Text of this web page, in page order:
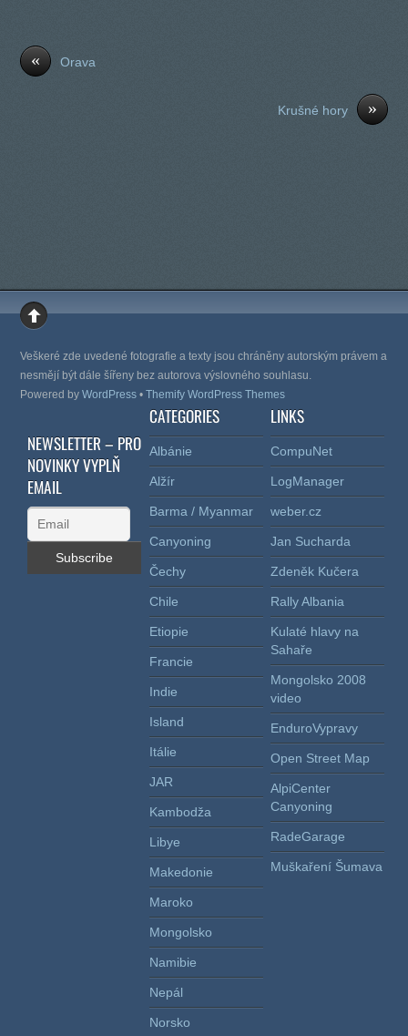
« Orava
»
Krušné hory
Veškeré zde uvedené fotografie a texty jsou chráněny autorským právem a
nesmějí být dále šířeny bez autorova výslovného souhlasu.
Powered byWordPress •Themify WordPress Themes
NEWSLETTER – PRO
NOVINKY VYPLŇ
EMAIL
CATEGORIES
Albánie
Alžír
Barma / Myanmar
Canyoning
Čechy
Chile
Etiopie
Francie
Indie
Island
Itálie
JAR
Kambodža
Libye
Makedonie
Maroko
Mongolsko
Namibie
Nepál
Norsko
LINKS
CompuNet
LogManager
weber.cz
Jan Sucharda
Zdeněk Kučera
Rally Albania
Kulaté hlavy na
Sahaře
Mongolsko 2008
video
EnduroVypravy
Open Street Map
AlpiCenter
Canyoning
RadeGarage
Muškaření Šumava